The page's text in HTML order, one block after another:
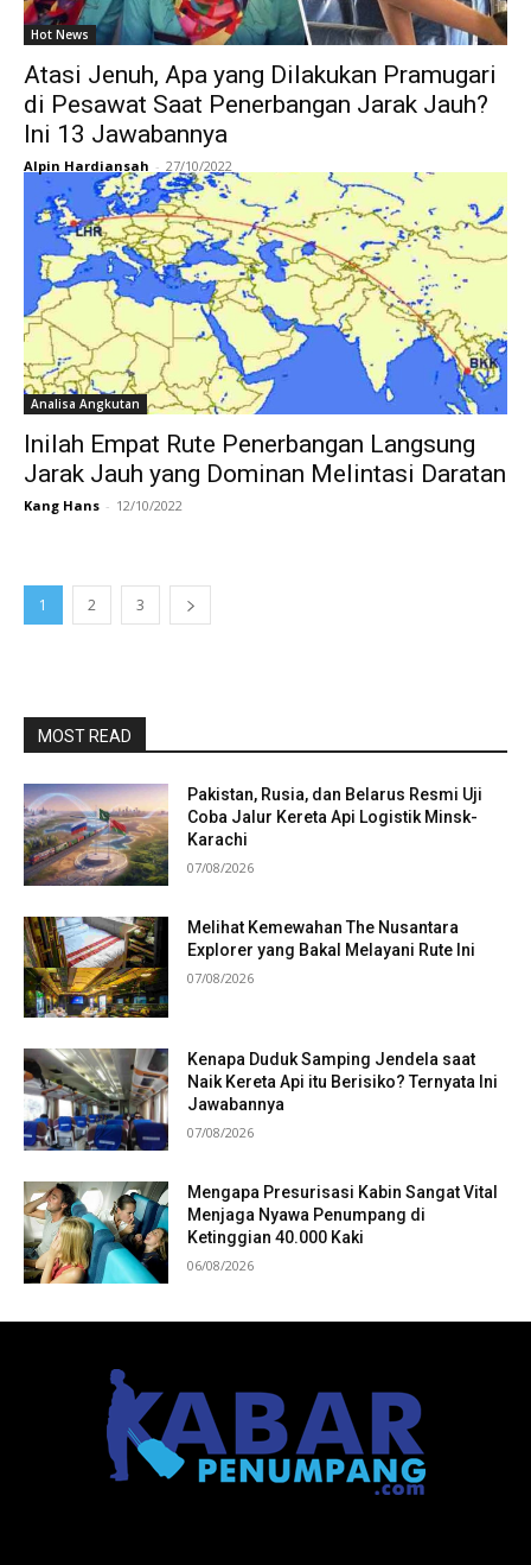
Hot News
Atasi Jenuh, Apa yang Dilakukan Pramugari
di Pesawat Saat Penerbangan Jarak Jauh?
Ini 13 Jawabannya
Alpin Hardiansah - 27/10/2022
Analisa Angkutan
Inilah Empat Rute Penerbangan Langsung
Jarak Jauh yang Dominan Melintasi Daratan
Kang Hans - 12/10/2022
1 2 3
MOST READ
Pakistan, Rusia, dan Belarus Resmi Uji
Coba Jalur Kereta Api Logistik Minsk-
Karachi
07/08/2026
Melihat Kemewahan The Nusantara
Explorer yang Bakal Melayani Rute Ini
07/08/2026
Kenapa Duduk Samping Jendela saat
Naik Kereta Api itu Berisiko? Ternyata Ini
Jawabannya
07/08/2026
Mengapa Presurisasi Kabin Sangat Vital
Menjaga Nyawa Penumpang di
Ketinggian 40.000 Kaki
06/08/2026